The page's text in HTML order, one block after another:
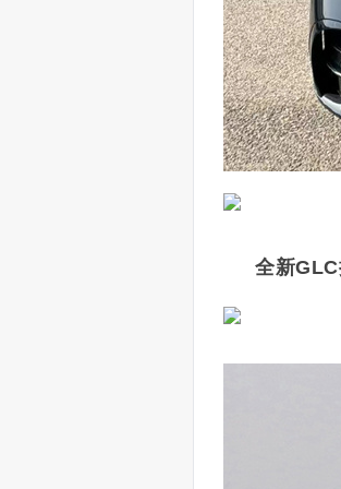
全新